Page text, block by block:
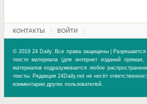
КОНТАКТЫ ВОЙТИ
© 2019 24 Daily. Все права защищены | Разрешается
тексте материала (для интернет изданий
материалов подразумевается любое
тексты. Редакция 24Daily.net не несёт
комментарии других пользователей.